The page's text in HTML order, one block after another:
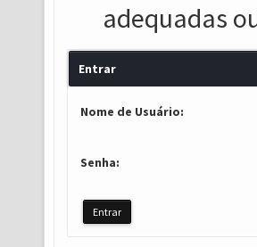
adequadas
Entrar
Nome de Usuário:
Senha: